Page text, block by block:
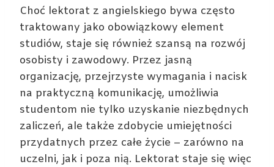
Choć lektorat z angielskiego bywa często
traktowany jako obowiązkowy element
studiów, staje się również szansą na rozwój
osobisty i zawodowy. Przez jasną
organizację, przejrzyste wymagania i nacisk
na praktyczną komunikację, umożliwia
studentom nie tylko uzyskanie niezbędnych
zaliczeń, ale także zdobycie umiejętności
przydatnych przez całe życie – zarówno na
uczelni, jak i poza nią. Lektorat staje się więc